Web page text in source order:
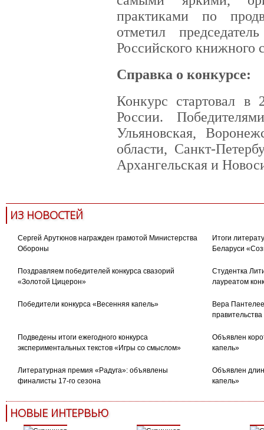
практиками по
отметил
Российского книжного
Справка о конкурсе:
Конкурс стартовал в
России.
Ульяновская,
области, Санкт-
Архангельская и
ИЗ НОВОСТЕЙ
Сергей Арутюнов награжден грамотой Министерства
Обороны
Итоги
Беларуси
Поздравляем победителей конкурса свазорий
«Золотой Цицерон»
Студентка
лауреатом
Победители конкурса «Весенняя капель»
Вера
Подведены итоги ежегодного конкурса
экспериментальных текстов «Игры со смыслом»
Объявлен
капель»
Литературная премия «Радуга»: объявлены
финалисты 17-го сезона
Объявлен
капель»
НОВЫЕ ИНТЕРВЬЮ